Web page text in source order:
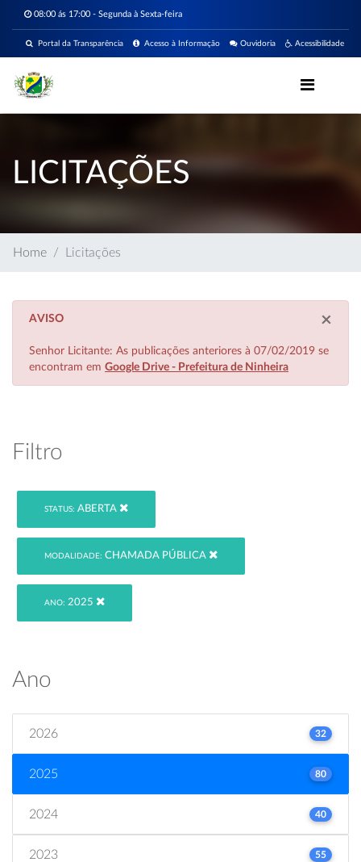
08:00 ás 17:00 - Segunda à Sexta-feira
Acessibilidade
Ouvidoria
Acesso à Informação
Portal da Transparência
LICITAÇÕES
Home Licitações
×
AVISO
Senhor Licitante: As publicações anteriores à 07/02/2019 se
encontram em Google Drive - Prefeitura de Ninheira
Filtro
STATUS: ABERTA
MODALIDADE: CHAMADA PÚBLICA
ANO: 2025
Ano
2026 32
2025 80
2024 40
2023 55